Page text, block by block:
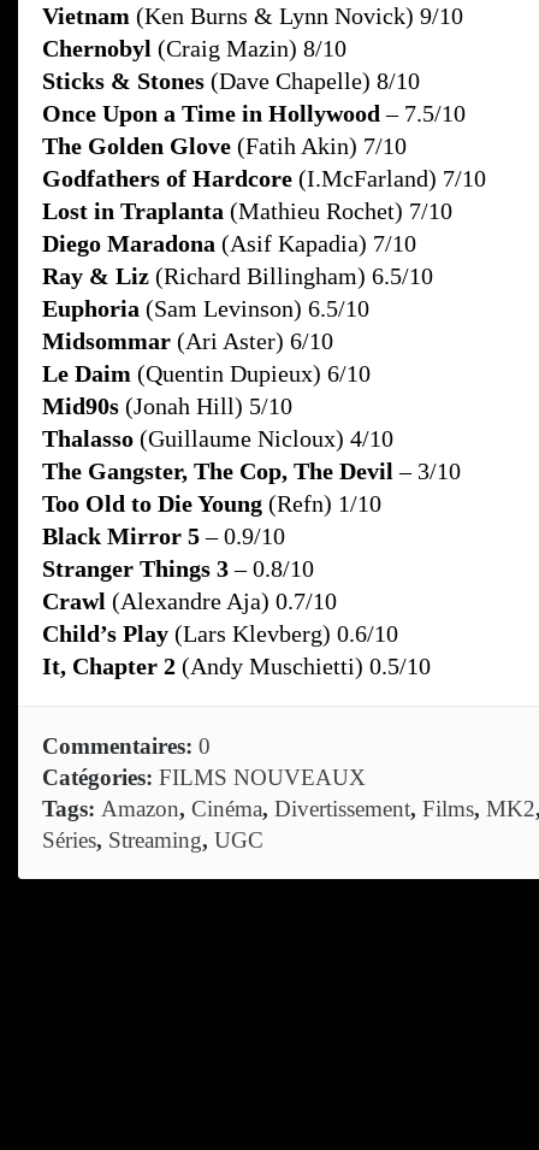
Vietnam (Ken Burns & Lynn Novick) 9/10
Chernobyl (Craig Mazin) 8/10
Sticks & Stones (Dave Chapelle) 8/10
Once Upon a Time in Hollywood – 7.5/10
The Golden Glove (Fatih Akin) 7/10
Godfathers of Hardcore (I.McFarland) 7/10
Lost in Traplanta (Mathieu Rochet) 7/10
Diego Maradona (Asif Kapadia) 7/10
Ray & Liz (Richard Billingham) 6.5/10
Euphoria (Sam Levinson) 6.5/10
Midsommar (Ari Aster) 6/10
Le Daim (Quentin Dupieux) 6/10
Mid90s (Jonah Hill) 5/10
Thalasso (Guillaume Nicloux) 4/10
The Gangster, The Cop, The Devil – 3/10
Too Old to Die Young (Refn) 1/10
Black Mirror 5– 0.9/10
Stranger Things 3– 0.8/10
Crawl (Alexandre Aja) 0.7/10
Child’s Play (Lars Klevberg) 0.6/10
It, Chapter 2 (Andy Muschietti) 0.5/10
Commentaires: 0
Catégories: FILMS NOUVEAUX
Tags: Amazon, Cinéma, Divertissement, Films, MK2
Séries, Streaming, UGC